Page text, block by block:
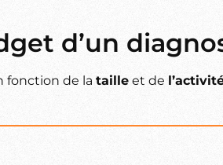
d’un
fonction de la taille et de